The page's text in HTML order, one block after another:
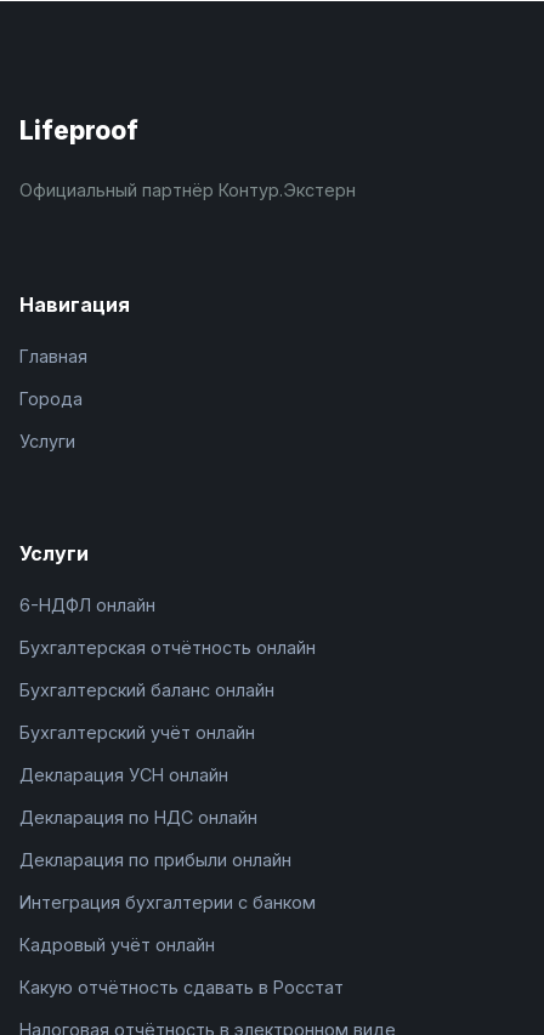
Lifeproof
Официальный партнёр Контур.Экстерн
Навигация
Главная
Города
Услуги
Услуги
6-НДФЛ онлайн
Бухгалтерская отчётность онлайн
Бухгалтерский баланс онлайн
Бухгалтерский учёт онлайн
Декларация УСН онлайн
Декларация по НДС онлайн
Декларация по прибыли онлайн
Интеграция бухгалтерии с банком
Кадровый учёт онлайн
Какую отчётность сдавать в Росстат
Налоговая отчётность в электронном виде